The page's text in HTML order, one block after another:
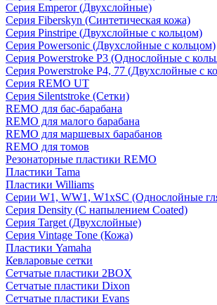
Серия Emperor (Двухслойные)
Серия Fiberskyn (Синтетическая кожа)
Серия Pinstripe (Двухслойные с кольцом)
Серия Powersonic (Двухслойные с кольцом)
Серия Powerstroke P3 (Однослойные с
Серия Powerstroke P4, 77 (Двухслойные с
Серия REMO UT
Серия Silentstroke (Сетки)
REMO для бас-барабана
REMO для малого барабана
REMO для маршевых барабанов
REMO для томов
Резонаторные пластики REMO
Пластики Tama
Пластики Williams
Серии W1, WW1, W1xSC (Однослойные
Серия Density (C напылением Coated)
Серия Target (Двухслойные)
Серия Vintage Tone (Кожа)
Пластики Yamaha
Кевларовые сетки
Сетчатые пластики 2BOX
Сетчатые пластики Dixon
Сетчатые пластики Evans